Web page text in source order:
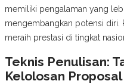
memiliki pengalaman yang
mengembangkan potensi diri.
meraih prestasi di tingkat
Teknis Penulisan:
Kelolosan Proposal